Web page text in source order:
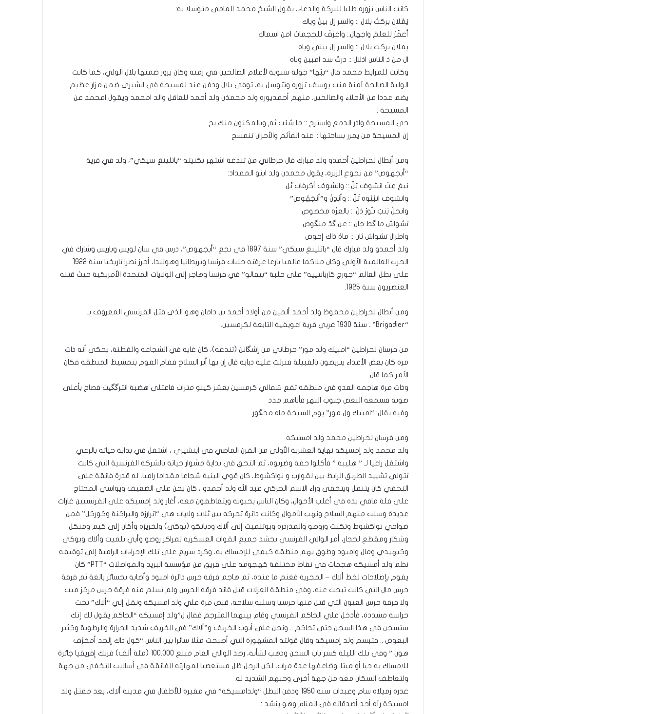
كانت الناس تزوره طلبا للبركة والدعاء، يقول الشيخ محمد المامي متوسلا به:
يَمُلان بركتْ بلال :: والسر إل بينُ وياك
أغفَرْ للعلمَ واجهال:: واغرَفْ للحجماتْ امن اسماك
يملان بركت بلال :: والسر إل بيني وياه
ال من ذ الناس اذلال :: درتُ سد امبين وياه
وكانت للمرابط محمد فال “ببّها” جولة سنوية لأعلام الصالحين في زمنه وكان يزور ضمنها بلال الولي، كما كانت
الولية الصالحة آمنة منت يوسف تزوره وتتوسل به، توفي بلال ودفن عند لمسيحة في انشيري ضمن مزار عظيم
يضم عددا من الأجلاء والصالحين. منهم أحمديوره ولد محمذن ولد أحمد للعاقل والد امحمد ويقول امحمد عن
المسيحة :
حي المسيحة واذر الدمع واسترح :: ما شئت ثم وبالمكنون منك بح
إن المسيحة من يمرر بساحتها :: عنه المآثم والأحزان تنمسح
ومن أبطال لحراطين أحمدو ولد مبارك فال حرطاني من تندغة اشتهر بكنيته “باتلينغ سيكي”، ولد في قرية
“أبجهوص” من نجوع الزيره، يقول محمدن ولد ابنو المقداد:
نبغ عِتْ انشوف بَلّ :: وانشوف أكَرفات بَّل
وانشوف انبُيُوه تَلّ :: وأبْدِنْ و”أبْجَهُوص”
وانخلْ بَنبَ تـُورْ ذلّ :: بالعزَه مخصوص
تشواش ما گط جان :: عن گدُ منگوص
واطرال تشواش ثان :: ماهُ ذاك إحوص
ولد أحمدو ولد مبارك فال “باتلينغ سيكي” سنة 1897 في نجع “أبجهوص”، درس في سان لويس وباريس وشارك في
الحرب العالمية الأولي وكان ملاكما عالميا بارعا عرفته حلبات فرنسا وبريطانيا وهولندا، أحرز نصرا تاريخيا سنة 1922
على بطل العالم “جورج كاربانتييه” على حلبة “بيفالو” في فرنسا وهاجر إلى الولايات المتحدة الأمريكية حيث قتله
العنصريون سنة 1925.
ومن أبطال لحراطين محفوظ ولد أحمد ألمين من أولاد أحمد بن دامان وهو الذي قتل الفرنسي المعروف بـ
“Brigadier” ـ سنة 1930 غربي قرية اعويفية التابعة لكرمسين.
من فرسان لحراطين “امبيك ولد مور” حرطاني من إشگانن (تندغه)، كان غاية في الشجاعة والفطنة، يحكى أنه ذات
مرة كان بعض الأعداء يتربصون بالقبيلة فنزلت عليه ذبابة قال إن بها أثر السلاح فقام القوم بتمشيط المنطقة فكان
الأمر كما قال.
وذات مرة هاجمه العدو في منطقة تقع شمالي كرمسين بعشر كيلو مترات فاعتلى هضبة انترگگیت فصاح بأعلى
صوته فسمعه البعض جنوب النهر فأتاهم مدد
وفيه يقال: “امبيك ول مور” يوم السبخة ماه محگور.
ومن فرسان لحراطين محمد ولد امسيكه
ولد محمد ولد إمسيكه نهاية العشرية الأولى من القرن الماضي في اينشيري ، اشتغل في بداية حياته بالرعي
واشتغل راعيا لـ ” هليبة ” فأكلوا حقه وضربوه، ثم التحق في بداية مشوار حياته بالشركة الفرنسية التي كانت
تتولي تشييد الطريق الرابط بين لقوارب و نواكشوط، كان قوي البنية شجاعا مقداما راميا، له قدرة فائقة على
التخفي كان يتنقل ويتخفى وراء الاسم الحركي عبد الله ولد أحمدو ، كان يحن على الضعيف ويواسي المحتاج
على قلة مافي يده في أغلب الأحوال، وكان الناس يحبونه ويتعاطفون معه، أغار ولد إمسيكه على الفرنسيين غارات
عديدة وسلب منهم السلاح ونهب الأموال وكانت دائرة تحركه بين ثلاث ولايات هي “اترارزة والبراكنة وكوركل” فمن
ضواحي نواكشوط وتكنت وروصو والمذرذرة وبوتلميت إلى ألاك ودبانكو (بوكى) ولخريزة وأكان إلى كيم ومنكل
وشكار ومقطع لحجار، أمر الوالي الفرنسي بحشد جميع القوات العسكرية لمراكز روصو وأبي تلميت وألاك وبوكى
وكيهيدي ومال وامبود وطوق بهم منطقة كيمي للإمساك به، وكرد سريع على تلك الإجراءات الرامية إلى توقيفه
نظم ولد أمسيكه هجمات في نقاط مختلفة كهجومه على فريق من مؤسسة البريد والمواصلات “PTT” كان
يقوم بإصلاحات لخط ألاك – المجرية فغنم ما عنده، ثم هاجم فرقة حرس دائرة امبود وأصابه بخسائر بالغة ثم فرقة
حرس مال التي كانت تبحث عنه، وفي منطقة العزلات قتل قائد فرقة الحرس ولم تسلم منه فرقة حرس مركز ميت
ولا فرقة حرس العيون التي قتل منها حرسيا وسلبه سلاحه، قبض مرة علي ولد امسيكة ونقل إلي “ألاك” تحت
حراسة مشددة، فأدخل علي الحاكم الفرنسي وقام بينهما المترجم فقال ل”ولد إمسيكه “الحاكم يقول لك إنك
ستسجن في هذا السجن حتى تحاكم .. ونحن على أبوب الخريف و”ألاك” في الخريف شديد الحرارة والرطوبة وكثير
البعوض .. فتبسم ولد إمسيكه وقال قولته المشهورة التي أصبحت مثلا سائرا بين الناس “كول ذاك إلحد أمخرّف
هون ” وفي تلك الليلة كسر باب السجن وذهب لشأنه، رصد الوالي العام مبلغ 100.000 (مئة ألف) فرنك إفريقيا جائزة
للامساك به حيا أو ميتا. وضاعفها عدة مرات، لكن الرجل ظل مستعصيا لمهارته الفائقة في أساليب التخفي من جهة
ولتعاطف السكان معه من جهة أخرى وحبهم الشديد له.
غدره زميلاه سام وعبدات سنة 1950 ودفن البطل “ولدامسيكة” في مقبرة للأطفال في مدينة ألاك، بعد مقتل ولد
امسيكة رآه أحد أصدقائه في المنام وهو ينشد :